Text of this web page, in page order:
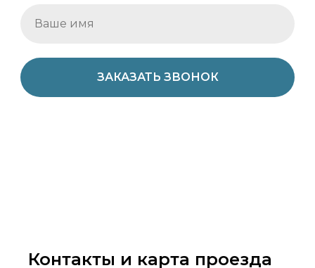
ЗАКАЗАТЬ ЗВОНОК
Контакты и карта проезда